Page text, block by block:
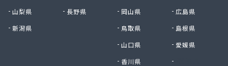
山梨県
長野県
新潟県
岡山県
広島県
鳥取県
島根県
山口県
愛媛県
香川県